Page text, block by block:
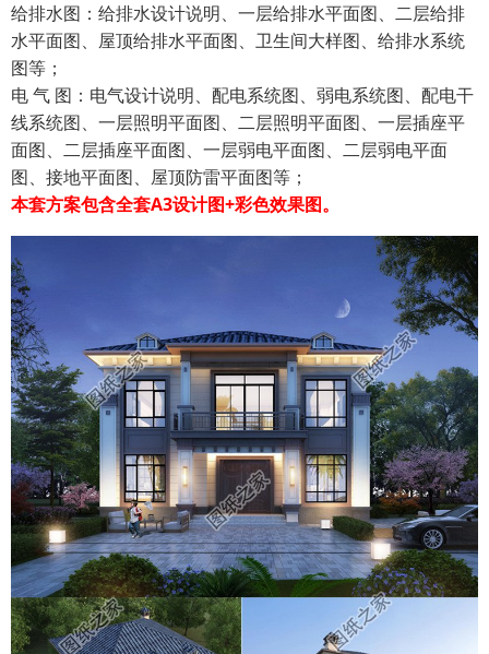
给排水图：给排水设计说明、一层给排水平面图、二层给排
水平面图、屋顶给排水平面图、卫生间大样图、给排水系统
图等；
电 气 图：电气设计说明、配电系统图、弱电系统图、配电干
线系统图、一层照明平面图、二层照明平面图、一层插座平
面图、二层插座平面图、一层弱电平面图、二层弱电平面
图、接地平面图、屋顶防雷平面图等；
本套方案包含全套A3设计图+彩色效果图。